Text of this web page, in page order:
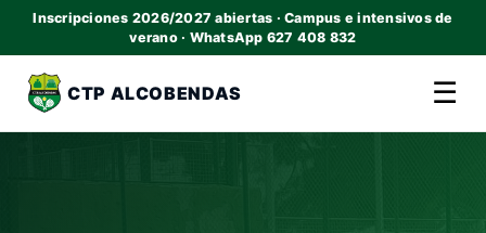
Inscripciones 2026/2027 abiertas · Campus e intensivos de
verano · WhatsApp 627 408 832
CTP ALCOBENDAS ☰